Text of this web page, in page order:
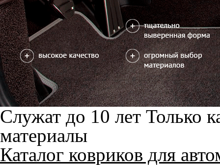
Служат до 10 лет Только
материалы
Каталог ковриков для